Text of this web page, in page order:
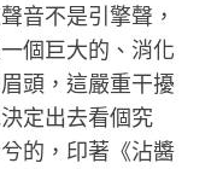
不是引擎聲，
個巨大的、消化
頭，這嚴重干擾
定出去看個究
的，印著《沾醬